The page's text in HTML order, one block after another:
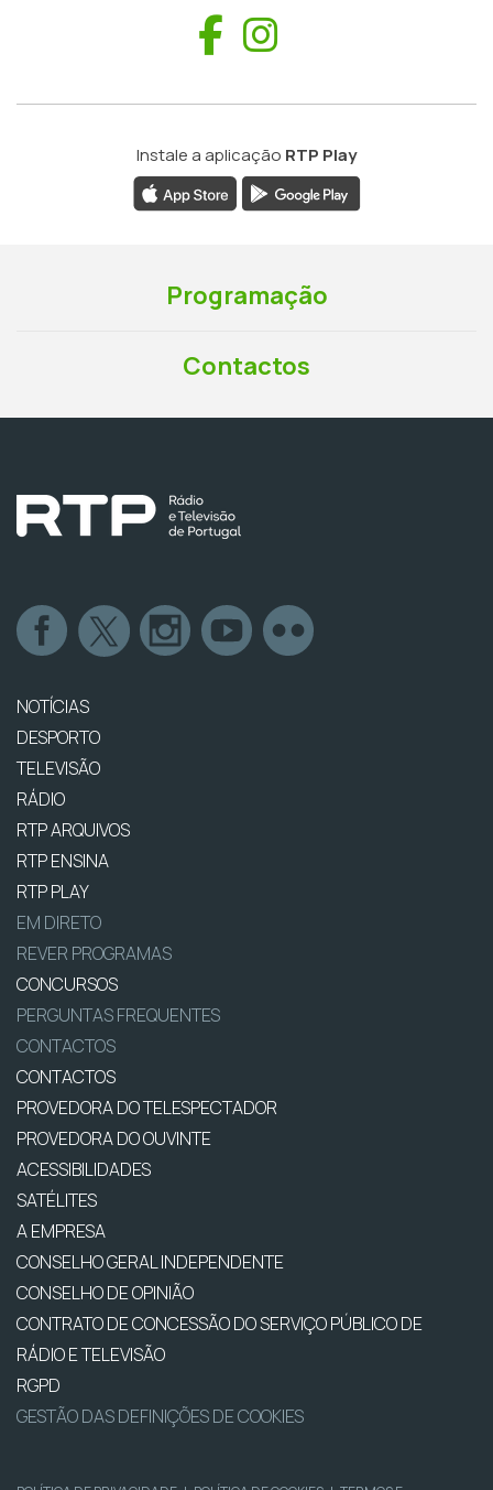
Facebook
Instale a aplicação RTP Play
Programação
Contactos
NOTÍCIAS
DESPORTO
TELEVISÃO
RÁDIO
RTP ARQUIVOS
RTP ENSINA
RTP PLAY
EM DIRETO
REVER PROGRAMAS
CONCURSOS
PERGUNTAS FREQUENTES
CONTACTOS
CONTACTOS
PROVEDORA DO TELESPECTADOR
PROVEDORA DO OUVINTE
ACESSIBILIDADES
SATÉLITES
A EMPRESA
CONSELHO GERAL INDEPENDENTE
CONSELHO DE OPINIÃO
CONTRATO DE CONCESSÃO DO SERVIÇO PÚBLICO DE
RÁDIO E TELEVISÃO
RGPD
GESTÃO DAS DEFINIÇÕES DE COOKIES